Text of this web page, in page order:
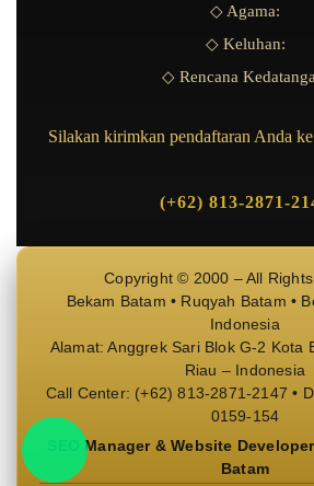
◇ Agama:
◇ Keluhan:
◇ Rencana
Silakan kirimkan pendaftaran Anda
(+62) 813-2871-
Copyright © 2000 – All
Bekam Batam • Ruqyah Batam •
Indonesia
Alamat: Anggrek Sari Blok G-2 Kota
Riau – Indonesia
Call Center: (+62) 813-2871-2147 •
0159-154
SEO Manager & Website
Batam